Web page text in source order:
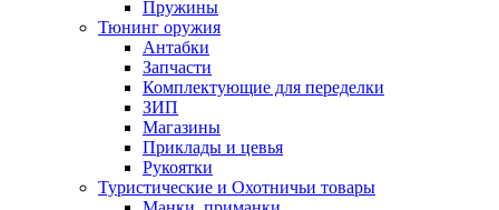
Пружины
Тюнинг оружия
Антабки
Запчасти
Комплектующие для переделки
ЗИП
Магазины
Приклады и цевья
Рукоятки
Туристические и Охотничьи товары